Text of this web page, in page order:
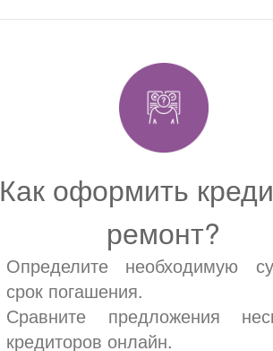
Как оформить
ремонт?
Определите необходимую
срок погашения.
Сравните предложения
кредиторов онлайн.